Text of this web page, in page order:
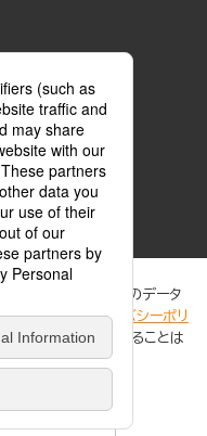
著作権者からコンテンツ使用許諾を
登録番号 第6091713号)です。
の一覧はこちら。
のためにCookie等のデータ
詳細は、「プライバシーポリ
の個人情報を追跡することは